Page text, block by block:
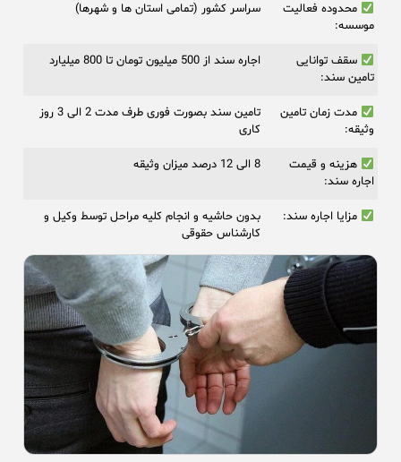
محدوده فعالیت
موسسه:
سراسر کشور (تمامی استان ها و شهرها)
سقف توانایی
تامین سند:
اجاره سند از 500 میلیون تومان تا 800 میلیارد
مدت زمان تامین
وثیقه:
تامین سند بصورت فوری طرف مدت 2 الی 3 روز
کاری
هزینه و قیمت
اجاره سند:
8 الی 12 درصد میزان وثیقه
مزایا اجاره سند:
بدون حاشیه و انجام کلیه مراحل توسط وکیل و
کارشناس حقوقی